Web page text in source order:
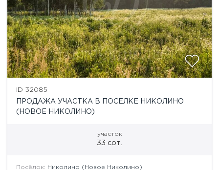
ID 32085
ПРОДАЖА УЧАСТКА В ПОСЕЛКЕ НИКОЛИНО
(НОВОЕ НИКОЛИНО)
участок
33 сот.
Посёлок: Николино (Новое Николино)